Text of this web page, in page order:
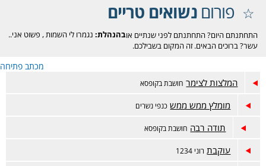
פורוםנשואים טריים
בהנהלת: נגמרו לי השמות, פשוט אני..
התחתנתם היום? התחתנתם לפני שנתיים או
עשר? ברוכים הבאים. זה המקום בשבילכם.
מכתב פתיחה
המלצות לצימר חושבת בקופסא
מומלץ ממש ממש כנפי נשרים
תודה רבה חושבת בקופסא
עוקבת רוני 1234